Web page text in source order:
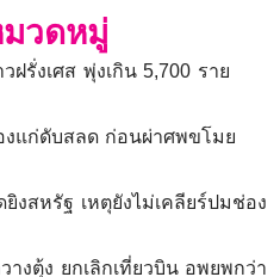
วดหมู่
รั่งเศส พุ่งเกิน 5,700 ราย
งแก่ดับสลด ก่อนผ่าศพขโมย
งสหรัฐ เหตุยังไม่เคลียร์ปมช่อง
างตุ้ง ยกเลิกเที่ยวบิน อพยพกว่า